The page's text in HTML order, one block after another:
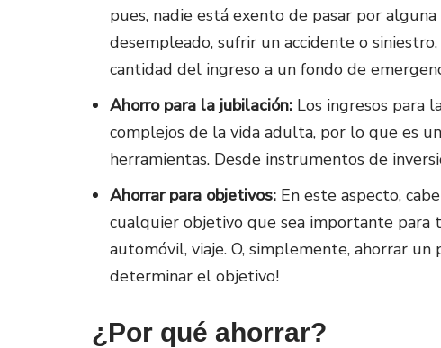
pues, nadie está exento de pasar por
desempleado, sufrir un accidente o
cantidad del ingreso a un fondo de
Ahorro para la jubilación: Los ingresos para
complejos de la vida adulta, por lo que es
herramientas. Desde instrumentos de
Ahorrar para objetivos: En este aspecto,
cualquier objetivo que sea importante para
automóvil, viaje. O, simplemente, ahorrar
determinar el objetivo!
¿Por qué ahorrar?